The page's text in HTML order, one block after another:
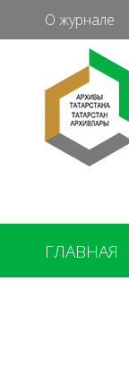
О журнале
ГЛАВНАЯ